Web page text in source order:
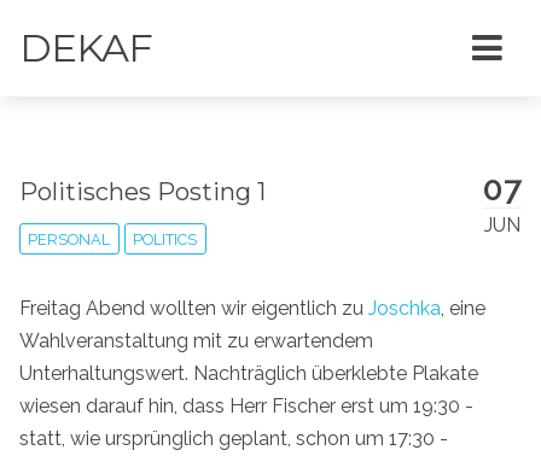
DEKAF
07
JUN
Politisches Posting 1
PERSONAL POLITICS
Freitag Abend wollten wir eigentlich zu Joschka , eine
Wahlveranstaltung mit zu erwartendem
Unterhaltungswert. Nachträglich überklebte Plakate
wiesen darauf hin, dass Herr Fischer erst um 19:30 -
statt, wie ursprünglich geplant, schon um 17:30 -